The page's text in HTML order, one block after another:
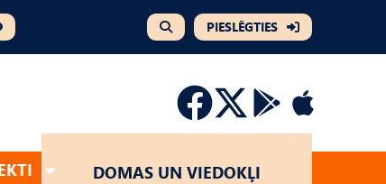
PIESLĒGTIES
DOMAS UN VIEDOKĻI